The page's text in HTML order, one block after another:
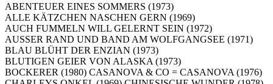
ABENTEUER EINES SOMMERS (1973)
ALLE KÄTZCHEN NASCHEN GERN (1969)
AUCH FUMMELN WILL GELERNT SEIN (1972)
AUSSER RAND UND BAND AM WOLFGANGSEE (1971)
BLAU BLÜHT DER ENZIAN (1973)
BLUTIGEN GEIER VON ALASKA (1973)
BOCKERER (1980) CASANOVA & CO = CASANOVA (1976)